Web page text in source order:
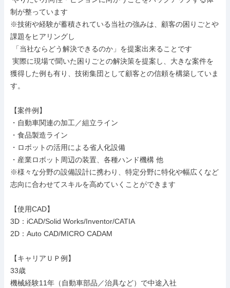
制が整っています
※技術や経験が蓄積されている当社の強みは、顧客の困りごとや
課題をヒアリングし
獲得した例も有り、技術集団として顧客との信頼を構築していま
す。
【案件例】
・自動車関連の加工／組立ライン
・食品製造ライン
・ロボットの活用による省人化設備
・産業ロボット周辺の装置、各種ハンド機構 他
※様々な分野の設備設計に携わり、特定分野に特化や幅広くなど
志向に合わせてスキルを高めていくことができます
【使用CAD】
3D：iCAD/Solid Works/Inventor/CATIA
2D：Auto CAD/MICRO CADAM
【キャリアＵＰ例】
33歳
機械経験11年（自動車部品／治具など）で中途入社